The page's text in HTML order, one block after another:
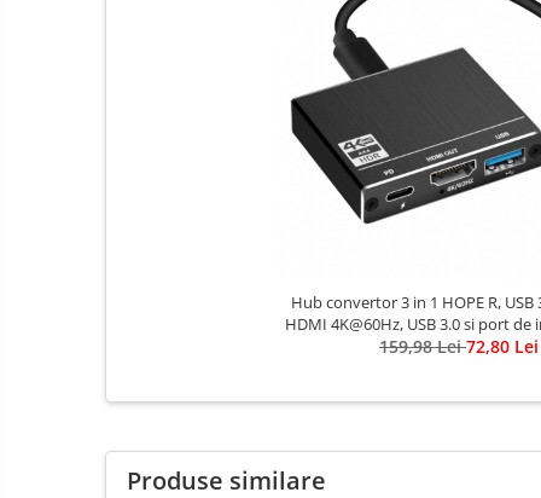
Hub convertor 3 in 1 HOPE R, USB
HDMI 4K@60Hz, USB 3.0 si port de
Type-C, negru
159,98 Lei72,80 Lei
Produse similare